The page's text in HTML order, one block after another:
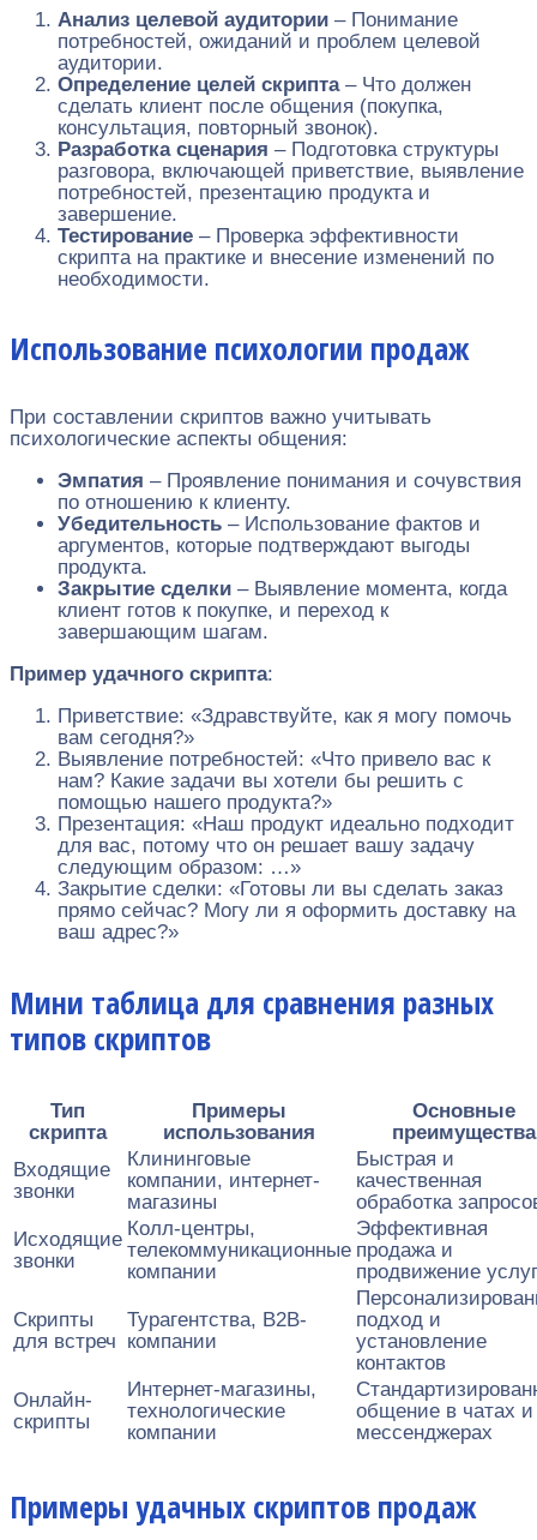
Анализ целевой аудитории – Понимание
потребностей, ожиданий и проблем целевой
аудитории.
Определение целей скрипта– Что должен
сделать клиент после общения (покупка,
консультация, повторный звонок).
Разработка сценария – Подготовка структуры
разговора, включающей приветствие, выявление
потребностей, презентацию продукта и
завершение.
Тестирование – Проверка эффективности
скрипта на практике и внесение изменений по
необходимости.
Использование психологии продаж
При составлении скриптов важно учитывать
психологические аспекты общения:
Эмпатия – Проявление понимания и сочувствия
по отношению к клиенту.
Убедительность – Использование фактов и
аргументов, которые подтверждают выгоды
продукта.
Закрытие сделки – Выявление момента, когда
клиент готов к покупке, и переход к
завершающим шагам.
Пример удачного скрипта:
Приветствие: «Здравствуйте, как я могу помочь
вам сегодня?»
Выявление потребностей: «Что привело вас к
нам? Какие задачи вы хотели бы решить с
помощью нашего продукта?»
Презентация: «Наш продукт идеально подходит
для вас, потому что он решает вашу задачу
следующим образом: …»
Закрытие сделки: «Готовы ли вы сделать заказ
прямо сейчас? Могу ли я оформить доставку на
ваш адрес?»
Мини таблица для сравнения разных
типов скриптов
Тип
скрипта
Примеры
использования
Основные
преимущества
Входящие
звонки
Клининговые
компании, интернет-
магазины
Быстрая и
качественная
обработка
Исходящие
звонки
Колл-центры,
телекоммуникационные
компании
Эффективная
продажа и
продвижение услуг
Скрипты
для встреч
Турагентства, B2B-
компании
подход и
установление
контактов
Онлайн-
скрипты
Интернет-магазины,
технологические
компании
общение в чатах и
мессенджерах
Примеры удачных скриптов продаж